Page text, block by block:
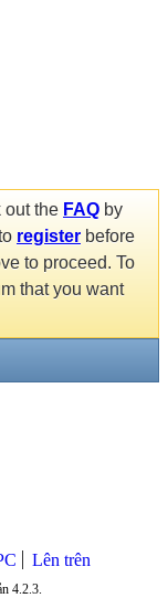
out the FAQ by
register before
to proceed. To
that you want
Lên trên
4.2.3.